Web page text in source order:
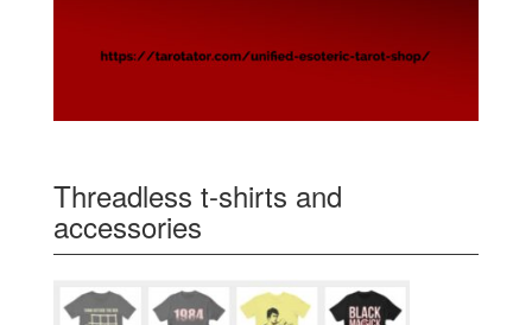
Threadless t-shirts and
accessories